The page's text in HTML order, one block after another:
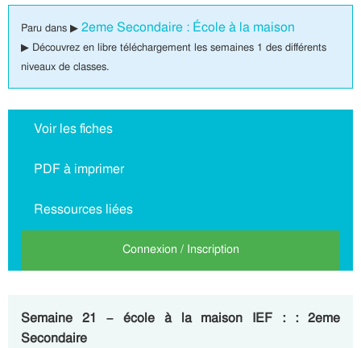
Paru dans ▶ 2eme Secondaire : École à la maison
▶ Découvrez en libre téléchargement les semaines 1 des différents
niveaux de classes.
Voir les fiches
PDF à imprimer
Ressources liées
Connexion / Inscription
Semaine 21 – école à la maison IEF : : 2eme
Secondaire